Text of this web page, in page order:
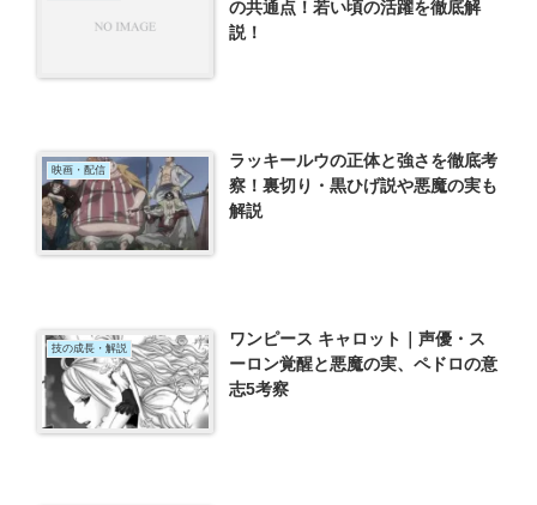
の共通点！若い頃の活躍を徹底解
説！
映画・配信
ラッキールウの正体と強さを徹底考
察！裏切り・黒ひげ説や悪魔の実も
解説
技の成長・解説
ワンピース キャロット｜声優・ス
ーロン覚醒と悪魔の実、ペドロの意
志5考察